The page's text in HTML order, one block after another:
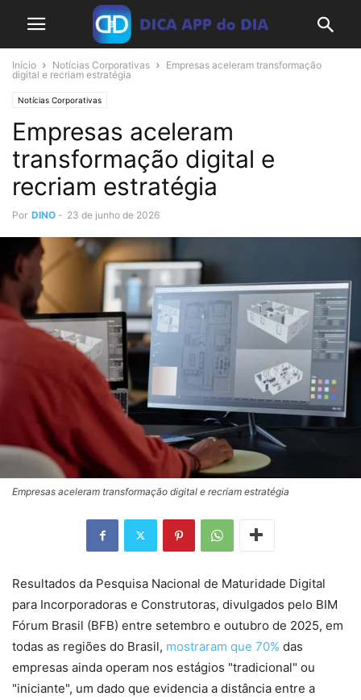
Início Notícias Corporativas
Empresas aceleram transformação
digital e recriam estratégia
Notícias Corporativas
Empresas aceleram
transformação digital e
recriam estratégia
Por DINO - 23 de junho de 2026
Empresas aceleram transformação digital e recriam estratégia
Resultados da Pesquisa Nacional de Maturidade Digital
para Incorporadoras e Construtoras, divulgados pelo BIM
Fórum Brasil (BFB) entre setembro e outubro de 2025, em
todas as regiões do Brasil, mostraram que 70% das
empresas ainda operam nos estágios "tradicional" ou
"iniciante", um dado que evidencia a distância entre a